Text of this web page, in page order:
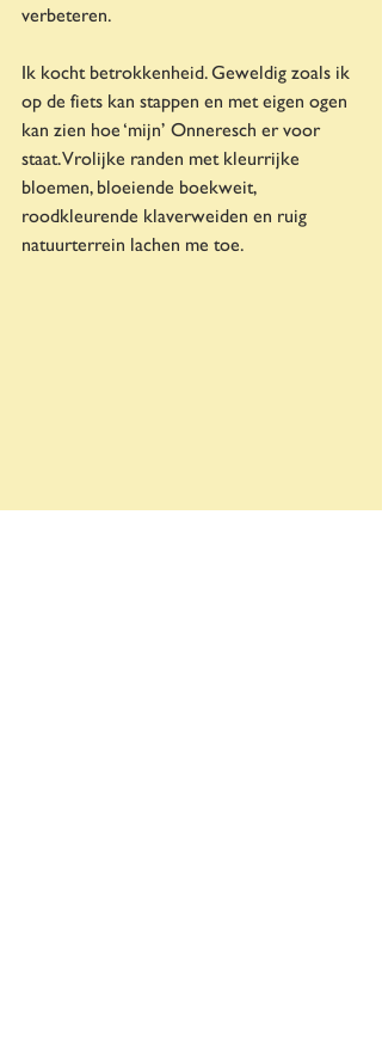
verbeteren.
Ik kocht betrokkenheid. Geweldig zoals ik
op de fiets kan stappen en met eigen ogen
kan zien hoe ‘mijn’ Onneresch er voor
staat. Vrolijke randen met kleurrijke
bloemen, bloeiende boekweit,
roodkleurende klaverweiden en ruig
natuurterrein lachen me toe.